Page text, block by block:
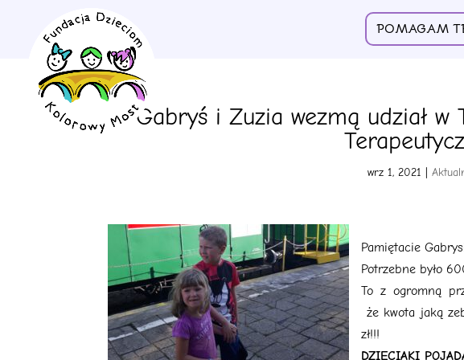
POMAGAM
Gabryś i Zuzia wezmą udział
wrz 1, 2021 |
Pamiętacie
Potrzebne było
To z ogromną
że kwota jaką
zł!!!
DZIECIAKI